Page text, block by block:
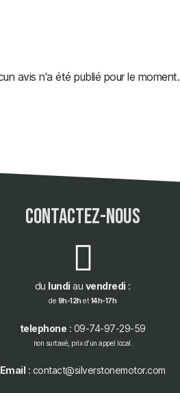
avis n'a été publié pour le moment.
contactez-nous
du lundi au vendredi :
de 9h-12het 14h-17h
telephone : 09-74-97-29-59
non surtaxé, prix d'un appel local.
Email : contact@silverstonemotor.com